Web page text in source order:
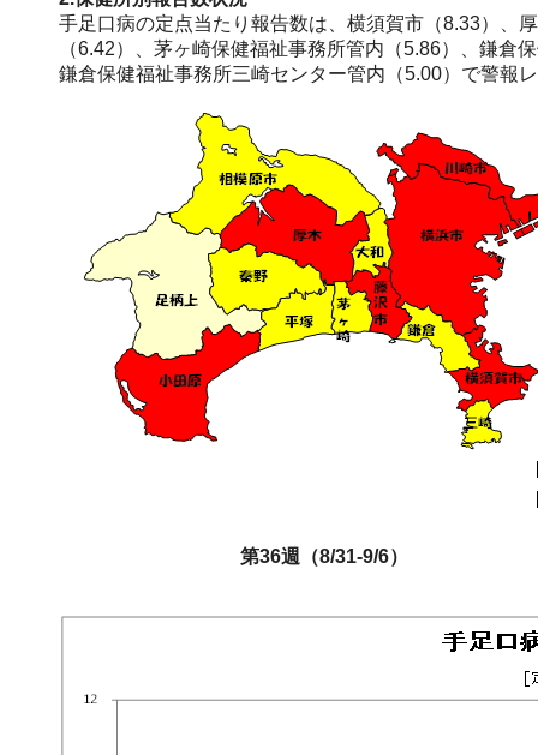
手足口病の定点当たり報告数は、横須賀市（8.33）、
（6.42）、茅ヶ崎保健福祉事務所管内（5.86）、鎌倉
鎌倉保健福祉事務所三崎センター管内（5.00）で警報
第36週（8/31-9/6）